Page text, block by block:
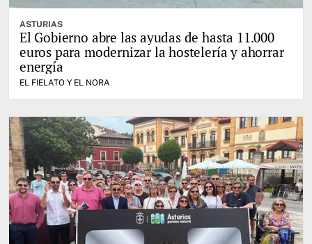
ASTURIAS
El Gobierno abre las ayudas de hasta 11.000
euros para modernizar la hostelería y ahorrar
energía
EL FIELATO Y EL NORA